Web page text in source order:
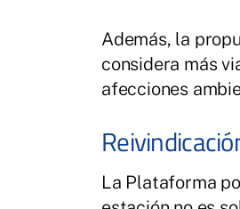
Además, la
considera más
afecciones
La Plataforma